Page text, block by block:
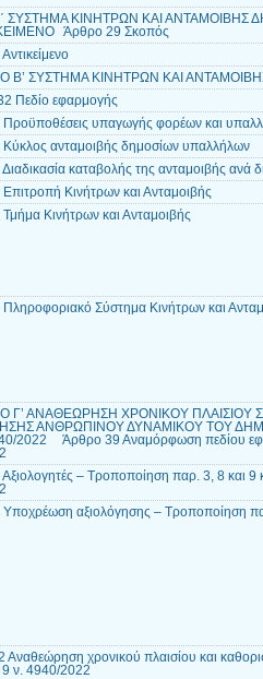
ΣΥΣΤΗΜΑ ΚΙΝΗΤΡΩΝ ΚΑΙ
Άρθρο 29 Σκοπός
Β’ ΣΥΣΤΗΜΑ ΚΙΝΗΤΡΩΝ ΚΑΙ ΑΝΤΑΜΟΙΒΗΣ
Πεδίο εφαρμογής
υπαγωγής φορέων και
ανταμοιβής δημοσίων υπαλλήλων
καταβολής της ανταμοιβής ανά
Κινήτρων και Ανταμοιβής
Κινήτρων και Ανταμοιβής
Σύστημα Κινήτρων και
Γ’ ΑΝΑΘΕΩΡΗΣΗ ΧΡΟΝΙΚΟΥ ΠΛΑΙΣΙΟΥ
ΑΝΘΡΩΠΙΝΟΥ ΔΥΝΑΜΙΚΟΥ ΤΟΥ
2022 Άρθρο 39 Αναμόρφωση πεδίου
– Τροποποίηση παρ. 3, 8 και
αξιολόγησης – Τροποποίηση
Αναθεώρηση χρονικού πλαισίου και
ν. 4940/2022